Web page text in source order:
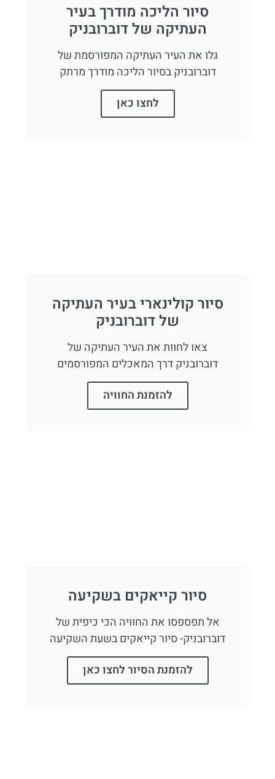
סיור הליכה מודרך בעיר
העתיקה של דוברובניק
גלו את העיר העתיקה המפורסמת של
דוברובניק בסיור הליכה מודרך מרתק
לחצו כאן
סיור קולינארי בעיר העתיקה
של דוברובניק
צאו לחוות את העיר העתיקה של
דוברובניק דרך המאכלים המפורסמים
להזמנת החוויה
סיור קייאקים בשקיעה
אל תפספסו את החוויה הכי כיפית של
דוברובניק- סיור קייאקים בשעת השקיעה
להזמנת הסיור לחצו כאן